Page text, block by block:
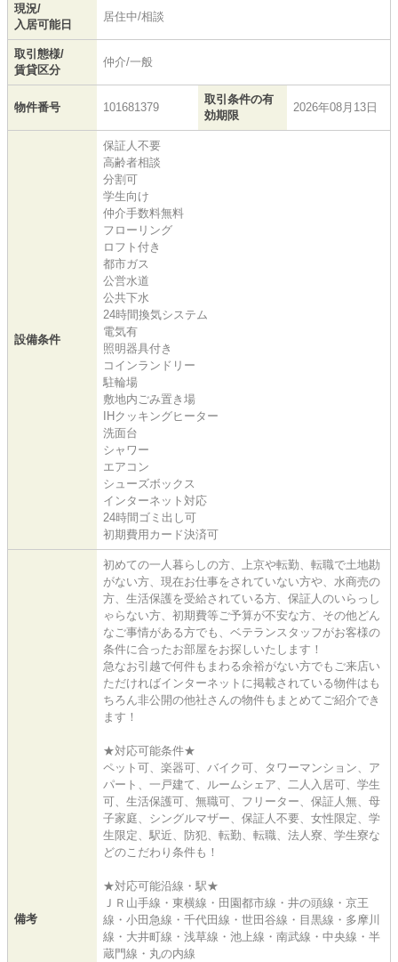
現況/
入居可能日
居住中/相談
取引態様/
賃貸区分
仲介/一般
物件番号 101681379
取引条件の有
効期限
2026年08月13日
設備条件
保証人不要
高齢者相談
分割可
学生向け
仲介手数料無料
フローリング
ロフト付き
都市ガス
公営水道
公共下水
24時間換気システム
電気有
照明器具付き
コインランドリー
駐輪場
敷地内ごみ置き場
IHクッキングヒーター
洗面台
シャワー
エアコン
シューズボックス
インターネット対応
24時間ゴミ出し可
初期費用カード決済可
備考
初めての一人暮らしの方、上京や転勤、転職で土地勘
がない方、現在お仕事をされていない方や、水商売の
方、生活保護を受給されている方、保証人のいらっし
ゃらない方、初期費等ご予算が不安な方、その他どん
なご事情がある方でも、ベテランスタッフがお客様の
条件に合ったお部屋をお探しいたします！
急なお引越で何件もまわる余裕がない方でもご来店い
ただければインターネットに掲載されている物件はも
ちろん非公開の他社さんの物件もまとめてご紹介でき
ます！
★対応可能条件★
ペット可、楽器可、バイク可、タワーマンション、ア
パート、一戸建て、ルームシェア、二人入居可、学生
可、生活保護可、無職可、フリーター、保証人無、母
子家庭、シングルマザー、保証人不要、女性限定、学
生限定、駅近、防犯、転勤、転職、法人寮、学生寮な
どのこだわり条件も！
★対応可能沿線・駅★
ＪＲ山手線・東横線・田園都市線・井の頭線・京王
線・小田急線・千代田線・世田谷線・目黒線・多摩川
線・大井町線・浅草線・池上線・南武線・中央線・半
蔵門線・丸の内線